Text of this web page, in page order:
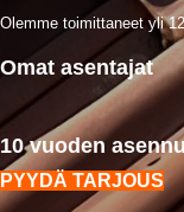
Olemme toimittaneet yli
Omat asentajat
10 vuoden
PYYDÄ TARJOUS